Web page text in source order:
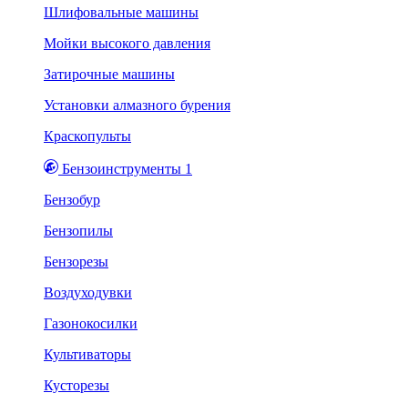
Шлифовальные машины
Мойки высокого давления
Затирочные машины
Установки алмазного бурения
Краскопульты
Бензоинструменты 1
Бензобур
Бензопилы
Бензорезы
Воздуходувки
Газонокосилки
Культиваторы
Кусторезы